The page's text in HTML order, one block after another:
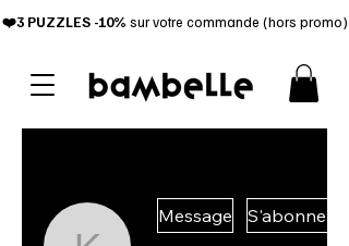
❤️3 PUZZLES -10% sur votre commande (hors promo)
Message S'abonner